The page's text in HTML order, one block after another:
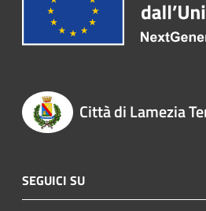
Città di Lamezia
SEGUICI SU